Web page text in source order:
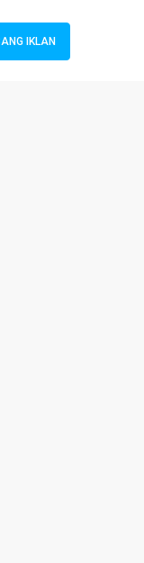
IKLAN